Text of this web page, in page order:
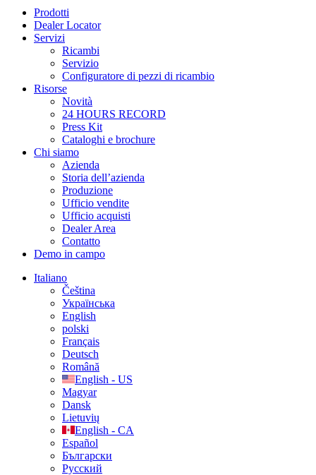
Prodotti
Dealer Locator
Servizi
Ricambi
Servizio
Configuratore di pezzi di ricambio
Risorse
Novità
24 HOURS RECORD
Press Kit
Cataloghi e brochure
Chi siamo
Azienda
Storia dell’azienda
Produzione
Ufficio vendite
Ufficio acquisti
Dealer Area
Contatto
Demo in campo
Italiano
Čeština
Українська
English
polski
Français
Deutsch
Română
English - US
Magyar
Dansk
Lietuvių
English - CA
Español
Български
Русский